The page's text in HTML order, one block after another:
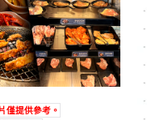
僅提供參考。